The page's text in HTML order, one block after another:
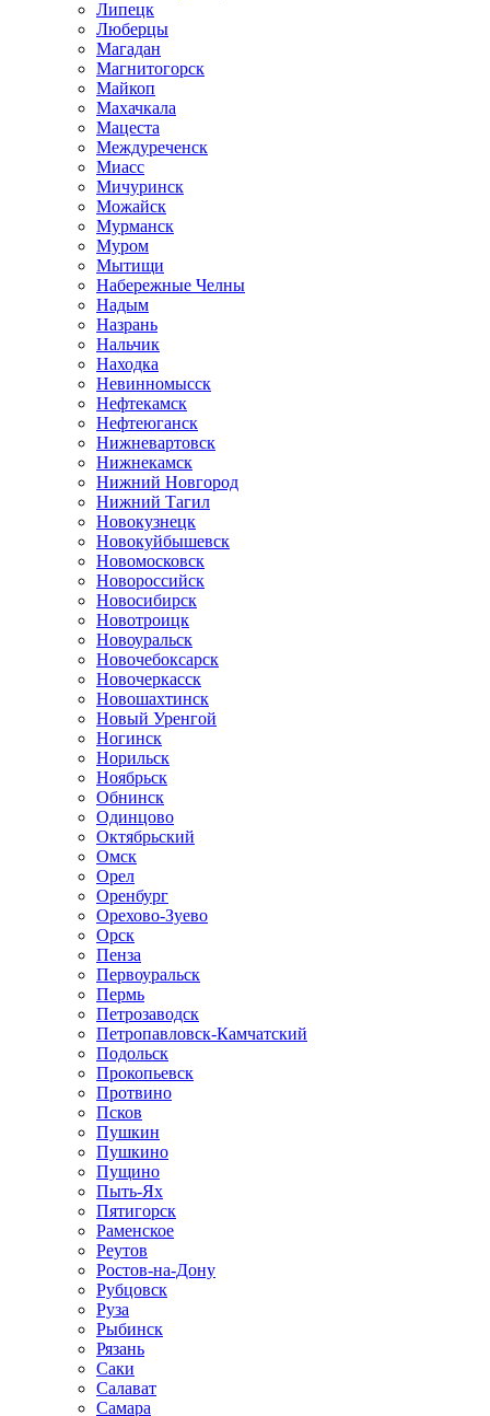
Липецк
Люберцы
Магадан
Магнитогорск
Майкоп
Махачкала
Мацеста
Междуреченск
Миасс
Мичуринск
Можайск
Мурманск
Муром
Мытищи
Набережные Челны
Надым
Назрань
Нальчик
Находка
Невинномысск
Нефтекамск
Нефтеюганск
Нижневартовск
Нижнекамск
Нижний Новгород
Нижний Тагил
Новокузнецк
Новокуйбышевск
Новомосковск
Новороссийск
Новосибирск
Новотроицк
Новоуральск
Новочебоксарск
Новочеркасск
Новошахтинск
Новый Уренгой
Ногинск
Норильск
Ноябрьск
Обнинск
Одинцово
Октябрьский
Омск
Орел
Оренбург
Орехово-Зуево
Орск
Пенза
Первоуральск
Пермь
Петрозаводск
Петропавловск-Камчатский
Подольск
Прокопьевск
Протвино
Псков
Пушкин
Пушкино
Пущино
Пыть-Ях
Пятигорск
Раменское
Реутов
Ростов-на-Дону
Рубцовск
Руза
Рыбинск
Рязань
Саки
Салават
Самара